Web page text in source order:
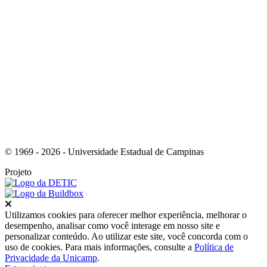
© 1969 - 2026 - Universidade Estadual de Campinas
Projeto
Utilizamos cookies para oferecer melhor experiência, melhorar o
desempenho, analisar como você interage em nosso site e
personalizar conteúdo. Ao utilizar este site, você concorda com o
uso de cookies. Para mais informações, consulte a Política de
Privacidade da Unicamp.